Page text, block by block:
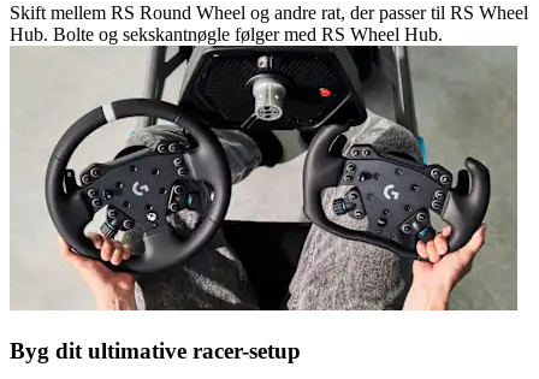
Skift mellem RS Round Wheel og andre rat, der passer til RS Wheel
Hub. Bolte og sekskantnøgle følger med RS Wheel Hub.
Byg dit ultimative racer-setup